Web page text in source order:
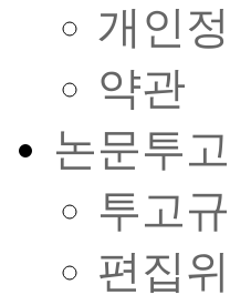
개인
약관
논문투고
투고
편집